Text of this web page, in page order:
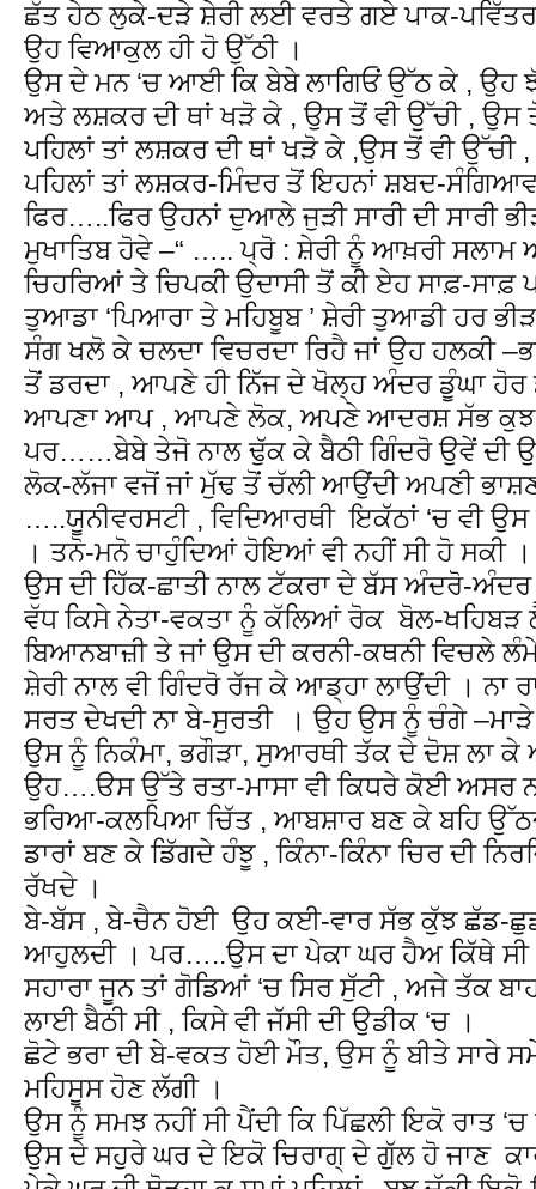
ਛੱਤ ਹੇਠ ਲੁਕੇ-ਦੜੇ ਸ਼ੇਰੀ ਲਈ ਵਰਤੇ ਗਏ ਪਾਕ-ਪਵਿੱਤਰ
ਉਹ ਵਿਆਕੁਲ ਹੀ ਹੋ ਉੱਠੀ ।
ਉਸ ਦੇ ਮਨ ‘ਚ ਆਈ ਕਿ ਬੇਬੇ ਲਾਗਿਓਂ ਉੱਠ ਕੇ , ਉਹ
ਅਤੇ ਲਸ਼ਕਰ ਦੀ ਥਾਂ ਖੜੋ ਕੇ , ਉਸ ਤੋਂ ਵੀ ਉੱਚੀ , ਉਸ
ਪਹਿਲਾਂ ਤਾਂ ਲਸ਼ਕਰ ਦੀ ਥਾਂ ਖੜੋ ਕੇ ,ਉਸ ਤੋਂ ਵੀ ਉੱਚੀ
ਪਹਿਲਾਂ ਤਾਂ ਲਸ਼ਕਰ-ਮਿੰਦਰ ਤੋਂ ਇਹਨਾਂ ਸ਼ਬਦ-
ਫਿਰ…..ਫਿਰ ਉਹਨਾਂ ਦੁਆਲੇ ਜੁੜੀ ਸਾਰੀ ਦੀ ਸਾਰੀ
ਮੁਖਾਤਿਬ ਹੋਵੇ –“ ….. ਪ੍ਰੋ : ਸ਼ੇਰੀ ਨੂੰ ਆਖ਼ਰੀ ਸਲਾਮ
ਚਿਹਰਿਆਂ ਤੇ ਚਿਪਕੀ ਉਦਾਸੀ ਤੋਂ ਕੀ ਏਹ ਸਾਫ਼-
ਤੁਆਡਾ ‘ਪਿਆਰਾ ਤੇ ਮਹਿਬੂਬ ’ ਸ਼ੇਰੀ ਤੁਆਡੀ ਹਰ
ਸੰਗ ਖਲੋ ਕੇ ਚਲਦਾ ਵਿਚਰਦਾ ਰਿਹੈ ਜਾਂ ਉਹ ਹਲਕੀ
ਤੋਂ ਡਰਦਾ , ਆਪਣੇ ਹੀ ਨਿੱਜ ਦੇ ਖੋਲ੍ਹ ਅੰਦਰ ਡੂੰਘਾ
ਆਪਣਾ ਆਪ , ਆਪਣੇ ਲੋਕ, ਅਪਣੇ ਆਦਰਸ਼ ਸੱਭ ਕੁਝ
ਪਰ……ਬੇਬੇ ਤੇਜੋ ਨਾਲ ਢੁੱਕ ਕੇ ਬੈਠੀ ਗਿੰਦਰੋ ਉਵੇਂ ਦੀ
ਲੋਕ-ਲੱਜਾ ਵਜੋਂ ਜਾਂ ਮੁੱਢ ਤੋਂ ਚੱਲੀ ਆਉਂਦੀ ਅਪਣੀ
…..ਯੂਨੀਵਰਸਟੀ , ਵਿਦਿਆਰਥੀ ਇਕੱਠਾਂ ‘ਚ ਵੀ
। ਤਨੋ-ਮਨੋ ਚਾਹੁੰਦਿਆਂ ਹੋਇਆਂ ਵੀ ਨਹੀਂ ਸੀ ਹੋ ਸਕੀ
ਉਸ ਦੀ ਹਿੱਕ-ਛਾਤੀ ਨਾਲ ਟੱਕਰਾ ਦੇ ਬੱਸ ਅੰਦਰੋ-
ਵੱਧ ਕਿਸੇ ਨੇਤਾ-ਵਕਤਾ ਨੂੰ ਕੱਲਿਆਂ ਰੋਕ ਬੋਲ-ਖਹਿਬੜ
ਬਿਆਨਬਾਜ਼ੀ ਤੇ ਜਾਂ ਉਸ ਦੀ ਕਰਨੀ-ਕਥਨੀ ਵਿਚਲੇ
ਸ਼ੇਰੀ ਨਾਲ ਵੀ ਗਿੰਦਰੋ ਰੱਜ ਕੇ ਆਡ੍ਹਾ ਲਾਉਂਦੀ । ਨਾ
ਸਰਤ ਦੇਖਦੀ ਨਾ ਬੇ-ਸੁਰਤੀ । ਉਹ ਉਸ ਨੂੰ ਚੰਗੇ –ਮਾੜੇ
ਉਸ ਨੂੰ ਨਿਕੰਮਾ, ਭਗੌੜਾ, ਸੁਆਰਥੀ ਤੱਕ ਦੇ ਦੋਸ਼ ਲਾ ਕੇ
ਉਹ….ੳਸ ਉੱਤੇ ਰਤਾ-ਮਾਸਾ ਵੀ ਕਿਧਰੇ ਕੋਈ ਅਸਰ
ਭਰਿਆ-ਕਲਪਿਆ ਚਿੱਤ , ਆਬਸ਼ਾਰ ਬਣ ਕੇ ਬਹਿ
ਡਾਰਾਂ ਬਣ ਕੇ ਡਿੱਗਦੇ ਹੰਝੂ , ਕਿੰਨਾ-ਕਿੰਨਾ ਚਿਰ ਦੀ
ਰੱਖਦੇ ।
ਬੇ-ਬੱਸ , ਬੇ-ਚੈਨ ਹੋਈ ਉਹ ਕਈ-ਵਾਰ ਸੱਭ ਕੁੱਝ ਛੱਡ-
ਆਹੁਲਦੀ । ਪਰ…..ਉਸ ਦਾ ਪੇਕਾ ਘਰ ਹੈਅ ਕਿੱਥੇ ਸੀ
ਸਹਾਰਾ ਜੂਨ ਤਾਂ ਗੋਡਿਆਂ ‘ਚ ਸਿਰ ਸੁੱਟੀ , ਅਜੇ ਤੱਕ
ਲਾਈ ਬੈਠੀ ਸੀ , ਕਿਸੇ ਵੀ ਜੱਸੀ ਦੀ ਉਡੀਕ ‘ਚ ।
ਛੋਟੇ ਭਰਾ ਦੀ ਬੇ-ਵਕਤ ਹੋਈ ਮੌਤ, ਉਸ ਨੂੰ ਬੀਤੇ ਸਾਰੇ
ਮਹਿਸੂਸ ਹੋਣ ਲੱਗੀ ।
ਉਸ ਨੂੰ ਸਮਝ ਨਹੀਂ ਸੀ ਪੈਂਦੀ ਕਿ ਪਿੱਛਲੀ ਇਕੋ
ਉਸ ਦੇ ਸਹੁਰੇ ਘਰ ਦੇ ਇਕੋ ਚਿਰਾਗ੍ ਦੇ ਗੁੱਲ ਹੋ ਜਾਣ